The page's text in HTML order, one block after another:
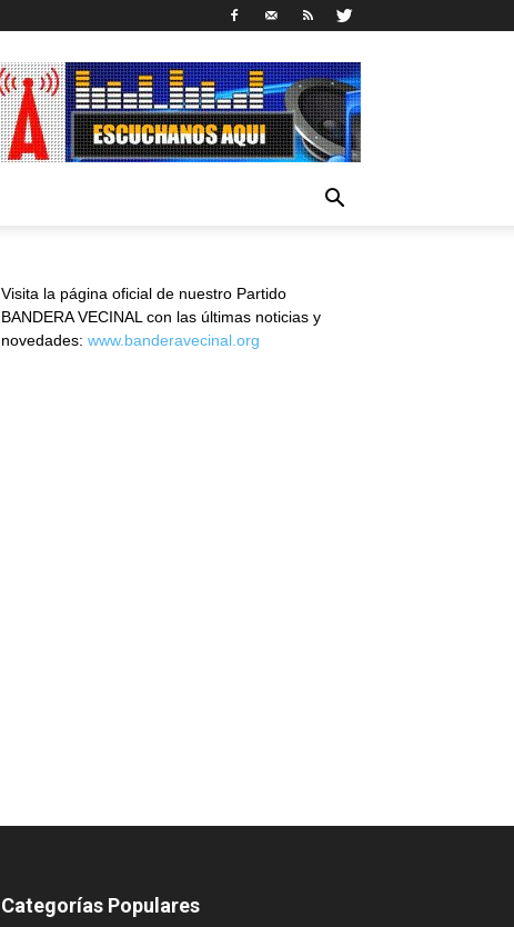
Visita la página oficial de nuestro Partido
BANDERA VECINAL con las últimas noticias y
novedades: www.banderavecinal.org
Categorías Populares